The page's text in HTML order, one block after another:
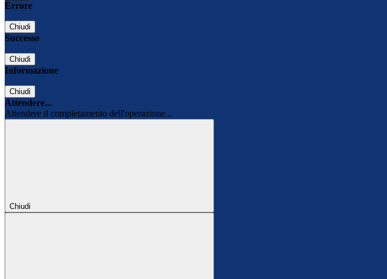
Errore
Chiudi
Successo
Chiudi
Informazione
Chiudi
Attendere...
Attendere il completamento dell'operazione...
Chiudi